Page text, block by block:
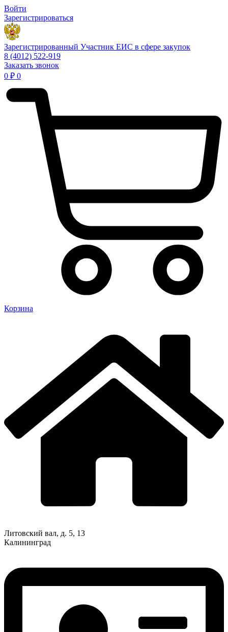
Войти
Зарегистрироваться
Зарегистрированный Участник ЕИС в сфере закупок
8 (4012) 522-919
Заказать звонок
0 ₽ 0
Корзина
Литовский вал, д. 5, 13
Калининград